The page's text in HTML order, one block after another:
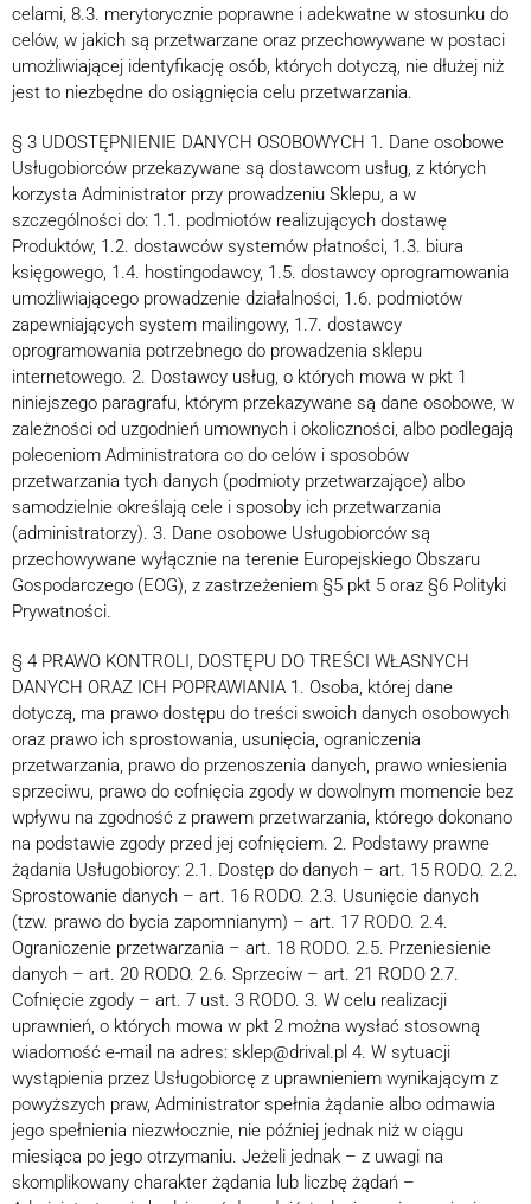
celami, 8.3. merytorycznie poprawne i adekwatne w stosunku do
celów, w jakich są przetwarzane oraz przechowywane w postaci
umożliwiającej identyfikację osób, których dotyczą, nie dłużej niż
jest to niezbędne do osiągnięcia celu przetwarzania.
§ 3 UDOSTĘPNIENIE DANYCH OSOBOWYCH 1. Dane osobowe
Usługobiorców przekazywane są dostawcom usług, z których
korzysta Administrator przy prowadzeniu Sklepu, a w
szczególności do: 1.1. podmiotów realizujących dostawę
Produktów, 1.2. dostawców systemów płatności, 1.3. biura
księgowego, 1.4. hostingodawcy, 1.5. dostawcy oprogramowania
umożliwiającego prowadzenie działalności, 1.6. podmiotów
zapewniających system mailingowy, 1.7. dostawcy
oprogramowania potrzebnego do prowadzenia sklepu
internetowego. 2. Dostawcy usług, o których mowa w pkt 1
niniejszego paragrafu, którym przekazywane są dane osobowe, w
zależności od uzgodnień umownych i okoliczności, albo podlegają
poleceniom Administratora co do celów i sposobów
przetwarzania tych danych (podmioty przetwarzające) albo
samodzielnie określają cele i sposoby ich przetwarzania
(administratorzy). 3. Dane osobowe Usługobiorców są
przechowywane wyłącznie na terenie Europejskiego Obszaru
Gospodarczego (EOG), z zastrzeżeniem §5 pkt 5 oraz §6 Polityki
Prywatności.
§ 4 PRAWO KONTROLI, DOSTĘPU DO TREŚCI WŁASNYCH
DANYCH ORAZ ICH POPRAWIANIA 1. Osoba, której dane
dotyczą, ma prawo dostępu do treści swoich danych osobowych
oraz prawo ich sprostowania, usunięcia, ograniczenia
przetwarzania, prawo do przenoszenia danych, prawo wniesienia
sprzeciwu, prawo do cofnięcia zgody w dowolnym momencie bez
wpływu na zgodność z prawem przetwarzania, którego dokonano
na podstawie zgody przed jej cofnięciem. 2. Podstawy prawne
żądania Usługobiorcy: 2.1. Dostęp do danych – art. 15 RODO. 2.2.
Sprostowanie danych – art. 16 RODO. 2.3. Usunięcie danych
(tzw. prawo do bycia zapomnianym) – art. 17 RODO. 2.4.
Ograniczenie przetwarzania – art. 18 RODO. 2.5. Przeniesienie
danych – art. 20 RODO. 2.6. Sprzeciw – art. 21 RODO 2.7.
Cofnięcie zgody – art. 7 ust. 3 RODO. 3. W celu realizacji
uprawnień, o których mowa w pkt 2 można wysłać stosowną
wiadomość e-mail na adres: sklep@drival.pl 4. W sytuacji
wystąpienia przez Usługobiorcę z uprawnieniem wynikającym z
powyższych praw, Administrator spełnia żądanie albo odmawia
jego spełnienia niezwłocznie, nie później jednak niż w ciągu
miesiąca po jego otrzymaniu. Jeżeli jednak – z uwagi na
skomplikowany charakter żądania lub liczbę żądań –